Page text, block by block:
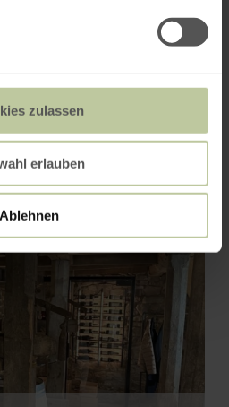
zulassen
erlauben
Ablehnen